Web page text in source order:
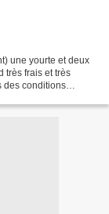
une yourte et deux
très frais et très
des conditions